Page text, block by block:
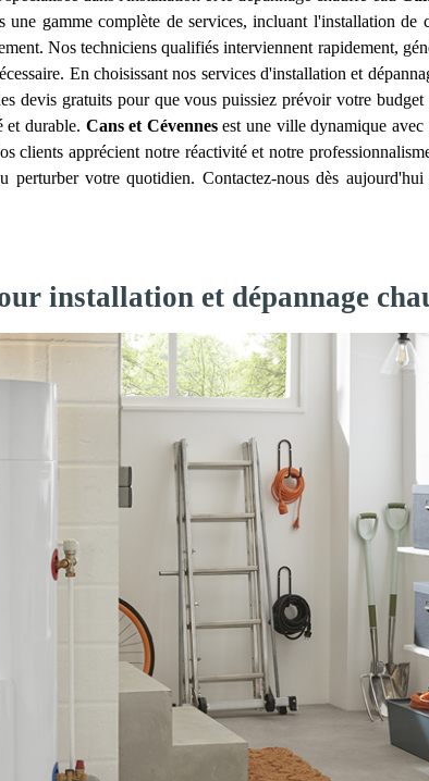
gamme complète de services, incluant l'installation de
Nos techniciens qualifiés interviennent rapidement,
En choisissant nos services d'installation et
devis gratuits pour que vous puissiez prévoir votre
et durable. Cans et Cévennesest une ville dynamique avec
clients apprécient notre réactivité et notre
perturber votre quotidien. Contactez-nous dès
installation et dépannage